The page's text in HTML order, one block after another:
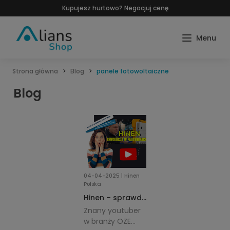
Kupujesz hurtowo? Negocjuj cenę
Strona główna Blog panele fotowoltaiczne
Blog
04-04-2025 | Hinen
Polska
Hinen – sprawdź
wideo-recenzję i
poznaj ofertę
Znany youtuber
w branży OZE